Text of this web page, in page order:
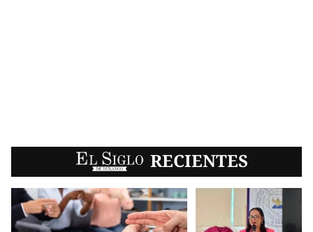
EL SIGLO RECIENTES